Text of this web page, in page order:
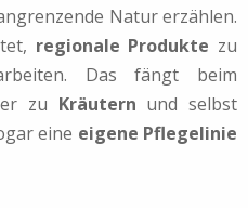
Natur erzählen.
regionale Produkte zu
Das fängt beim
zu Kräutern und selbst
eine eigene Pflegelinie